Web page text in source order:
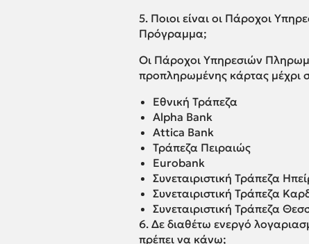
5. Ποιοι είναι οι Πάροχοι
Πρόγραμμα;
Οι Πάροχοι Υπηρεσιών
προπληρωμένης κάρτας μέχρι
Εθνική Τράπεζα
Alpha Bank
Attica Bank
Τράπεζα Πειραιώς
Eurobank
Συνεταιριστική Τράπεζα
Συνεταιριστική Τράπεζα
Συνεταιριστική Τράπεζα
6. Δε διαθέτω ενεργό
πρέπει να κάνω;